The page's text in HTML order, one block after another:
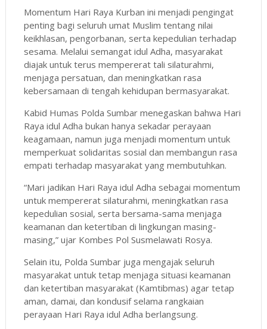
Momentum Hari Raya Kurban ini menjadi pengingat
penting bagi seluruh umat Muslim tentang nilai
keikhlasan, pengorbanan, serta kepedulian terhadap
sesama. Melalui semangat idul Adha, masyarakat
diajak untuk terus mempererat tali silaturahmi,
menjaga persatuan, dan meningkatkan rasa
kebersamaan di tengah kehidupan bermasyarakat.
Kabid Humas Polda Sumbar menegaskan bahwa Hari
Raya idul Adha bukan hanya sekadar perayaan
keagamaan, namun juga menjadi momentum untuk
memperkuat solidaritas sosial dan membangun rasa
empati terhadap masyarakat yang membutuhkan.
“Mari jadikan Hari Raya idul Adha sebagai momentum
untuk mempererat silaturahmi, meningkatkan rasa
kepedulian sosial, serta bersama-sama menjaga
keamanan dan ketertiban di lingkungan masing-
masing,” ujar Kombes Pol Susmelawati Rosya.
Selain itu, Polda Sumbar juga mengajak seluruh
masyarakat untuk tetap menjaga situasi keamanan
dan ketertiban masyarakat (Kamtibmas) agar tetap
aman, damai, dan kondusif selama rangkaian
perayaan Hari Raya idul Adha berlangsung.